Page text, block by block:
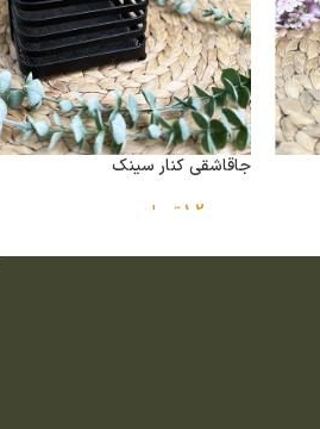
جاقاشقی کنار سینک
1,200,000تومان